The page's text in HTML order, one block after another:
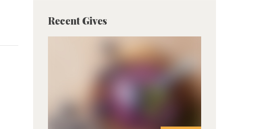
Recent Gives